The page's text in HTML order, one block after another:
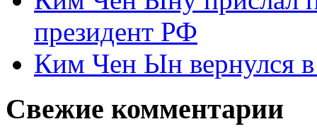
президент РФ
Ким Чен Ын вернулся
Свежие комментарии